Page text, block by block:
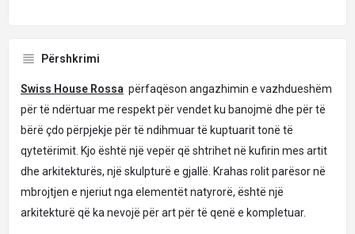
Përshkrimi
Swiss House Rossa përfaqëson angazhimin e vazhdueshëm
për të ndërtuar me respekt për vendet ku banojmë dhe për të
bërë çdo përpjekje për të ndihmuar të kuptuarit tonë të
qytetërimit. Kjo është një vepër që shtrihet në kufirin mes artit
dhe arkitekturës, një skulpturë e gjallë. Krahas rolit parësor në
mbrojtjen e njeriut nga elementët natyrorë, është një
arkitekturë që ka nevojë për art për të qenë e kompletuar.